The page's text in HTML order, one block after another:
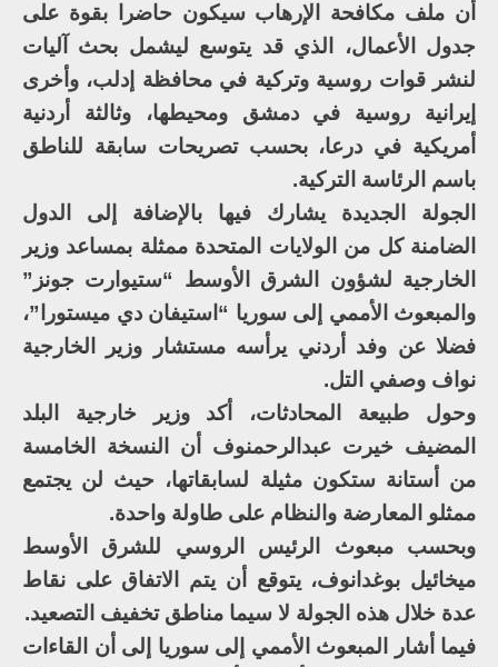
أن ملف مكافحة الإرهاب سيكون حاضرا بقوة على
جدول الأعمال، الذي قد يتوسع ليشمل بحث آليات
لنشر قوات روسية وتركية في محافظة إدلب، وأخرى
إيرانية روسية في دمشق ومحيطها، وثالثة أردنية
أمريكية في درعا، بحسب تصريحات سابقة للناطق
باسم الرئاسة التركية.
الجولة الجديدة يشارك فيها بالإضافة إلى الدول
الضامنة كل من الولايات المتحدة ممثلة بمساعد وزير
الخارجية لشؤون الشرق الأوسط “ستيوارت جونز”
والمبعوث الأممي إلى سوريا “استيفان دي ميستورا”،
فضلا عن وفد أردني يرأسه مستشار وزير الخارجية
نواف وصفي التل.
وحول طبيعة المحادثات، أكد وزير خارجية البلد
المضيف خيرت عبدالرحمنوف أن النسخة الخامسة
من أستانة ستكون مثيلة لسابقاتها، حيث لن يجتمع
ممثلو المعارضة والنظام على طاولة واحدة.
وبحسب مبعوث الرئيس الروسي للشرق الأوسط
ميخائيل بوغدانوف، يتوقع أن يتم الاتفاق على نقاط
عدة خلال هذه الجولة لا سيما مناطق تخفيف التصعيد.
فيما أشار المبعوث الأممي إلى سوريا إلى أن القاءات